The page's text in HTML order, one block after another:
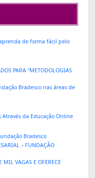
de forma fácil pelo
PARA "METODOLOGIAS
Bradesco nas áreas de
da Educação Online
Bradesco
– FUNDAÇÃO
VAGAS E OFERECE